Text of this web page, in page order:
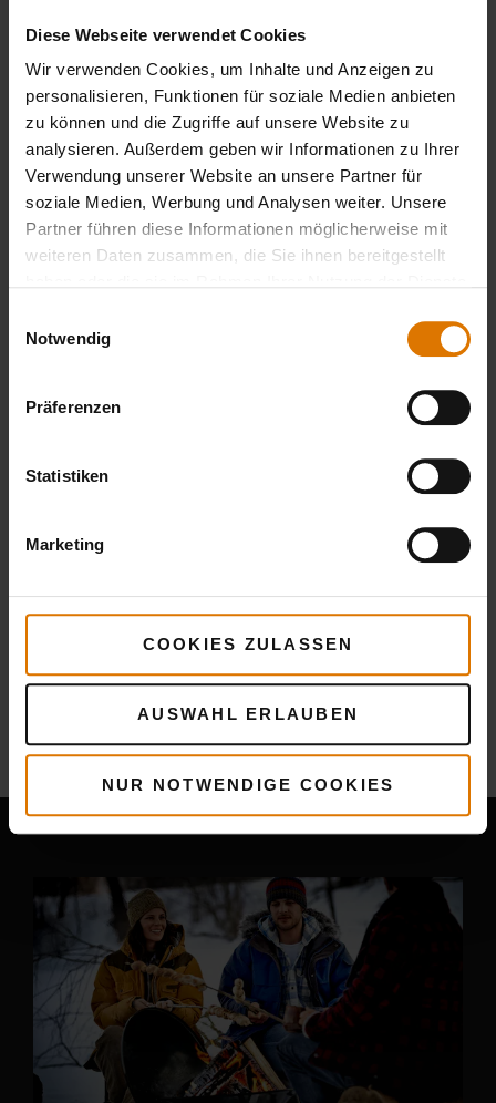
Diese Webseite verwendet Cookies
Wir verwenden Cookies, um Inhalte und Anzeigen zu
personalisieren, Funktionen für soziale Medien anbieten
zu können und die Zugriffe auf unsere Website zu
analysieren. Außerdem geben wir Informationen zu Ihrer
Verwendung unserer Website an unsere Partner für
soziale Medien, Werbung und Analysen weiter. Unsere
Partner führen diese Informationen möglicherweise mit
weiteren Daten zusammen, die Sie ihnen bereitgestellt
Notwendig
Präferenzen
Statistiken
Marketing
COOKIES ZULASSEN
AUSWAHL ERLAUBEN
NUR NOTWENDIGE COOKIES
MehrRezepte
Das könnte dir auch gefallen